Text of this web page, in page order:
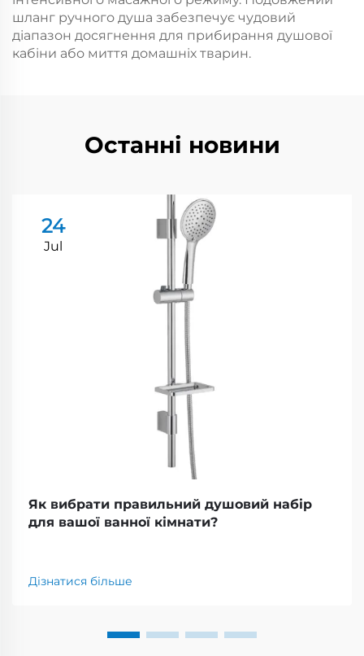
шланг ручного душа забезпечує чудовий
діапазон досягнення для прибирання душової
кабіни або миття домашніх тварин.
Останні новини
24
Jul
Як вибрати правильний душовий набір
для вашої ванної кімнати?
Дізнатися більше